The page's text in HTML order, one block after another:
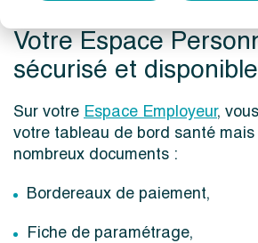
Votre Espace
sécurisé et
Sur votreEspace Employeur,
votre tableau de bord santé
nombreux documents :
Bordereaux de paiement,
Fiche de paramétrage,